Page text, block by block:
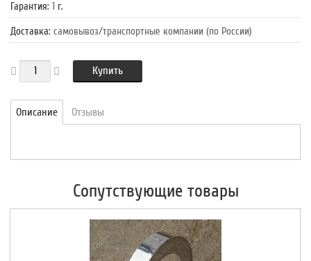
Гарантия: 1 г.
Доставка: самовывоз/транспортные компании (по России)
Купить
Описание Отзывы
Сопутствующие товары